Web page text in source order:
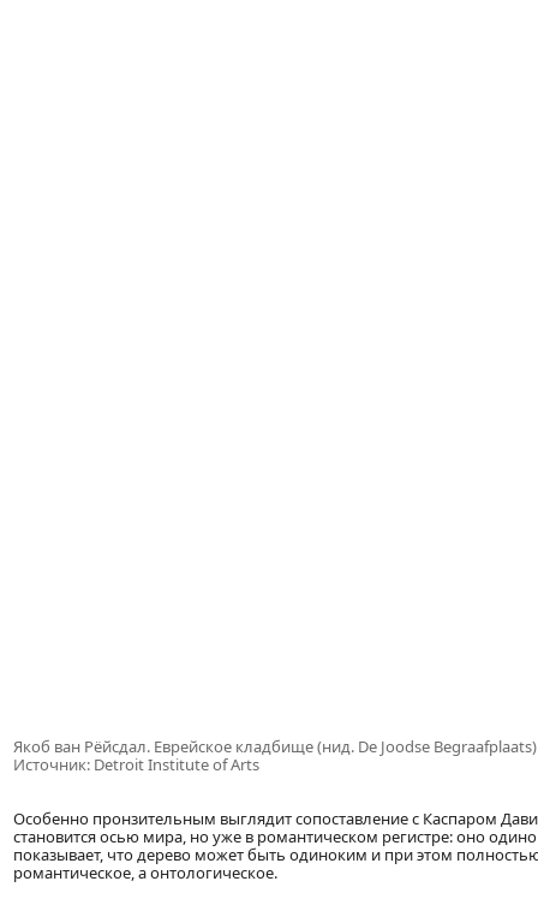
Якоб ван Рёйсдал. Еврейское кладбище (нид. De Joodse
Источник: Detroit Institute of Arts
Особенно пронзительным выглядит сопоставление с Каспаром
становится осью мира, но уже в романтическом регистре: оно
показывает, что дерево может быть одиноким и при этом
романтическое, а онтологическое.